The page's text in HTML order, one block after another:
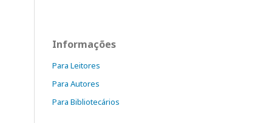
Informações
Para Leitores
Para Autores
Para Bibliotecários